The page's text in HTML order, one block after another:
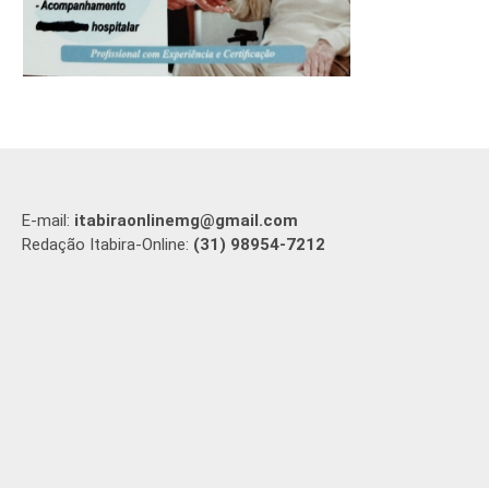
E-mail: itabiraonlinemg@gmail.com
Redação Itabira-Online: (31) 98954-7212